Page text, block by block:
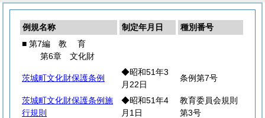
例規名称 制定年月日
種別番号
■ 第7編 教 育
第6章 文化財
茨城町文化財保護条例
◆昭和51年3
月22日
条例第7号
茨城町文化財保護条例施
行規則
◆昭和51年4
月1日
教育委員会規則
第3号